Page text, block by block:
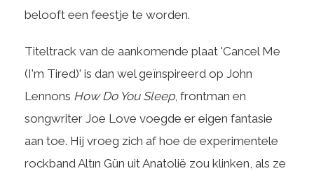
belooft een feestje te worden.
Titeltrack van de aankomende plaat 'Cancel Me
(I'm Tired)' is dan wel geïnspireerd op John
Lennons How Do You Sleep, frontman en
songwriter Joe Love voegde er eigen fantasie
aan toe. Hij vroeg zich af hoe de experimentele
rockband Altın Gün uit Anatolië zou klinken, als ze